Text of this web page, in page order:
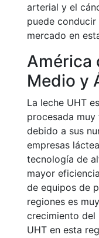
arterial y el
puede
mercado en
América
Medio y
La leche UHT
procesada
debido a sus
empresas
tecnología de
mayor
de equipos de
regiones es
crecimiento del
UHT en esta